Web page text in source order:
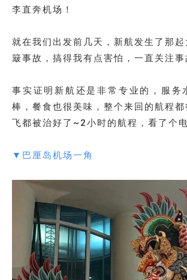
李直奔机场！
就在我们出发前几天，新航发生了那
簸事故，搞得我有点害怕，一直关注事
事实证明新航还是非常专业的，服务
棒，餐食也很美味，整个来回的航程
飞都被治好了~2小时的航程，看了个
▼巴厘岛机场一角